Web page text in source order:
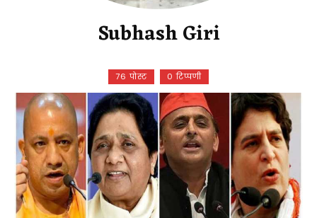
Subhash Giri
76 पोस्ट 0 टिप्पणी